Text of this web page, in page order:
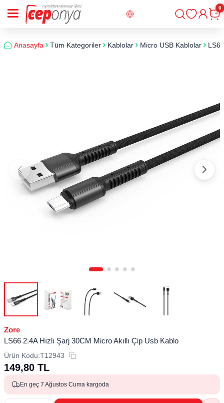
Giriş
0
Anasayfa Tüm Kategoriler Kablolar Micro USB Kablolar
Zore
LS66 2.4A Hızlı Şarj 30CM Micro Akıllı Çip Usb Kablo
Ürün Kodu:T12943
149,80 TL
En geç 7 Ağustos Cuma kargoda